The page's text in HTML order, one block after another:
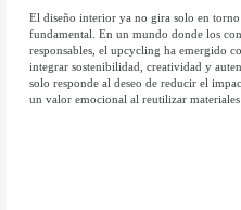
El diseño interior ya no gira solo en
fundamental. En un mundo donde los
responsables, el upcycling ha emergido
integrar sostenibilidad, creatividad y
solo responde al deseo de reducir el
un valor emocional al reutilizar materiales